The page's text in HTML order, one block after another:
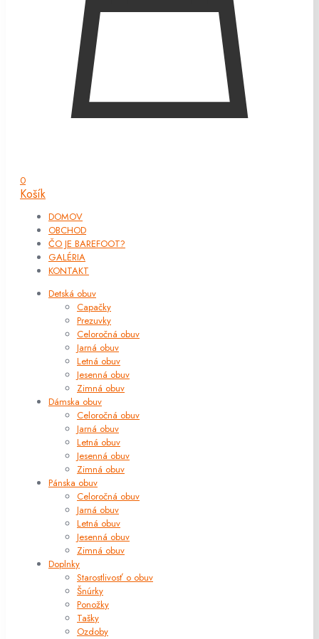
0
Košík
DOMOV
OBCHOD
ČO JE BAREFOOT?
GALÉRIA
KONTAKT
Detská obuv
Capačky
Prezuvky
Celoročná obuv
Jarná obuv
Letná obuv
Jesenná obuv
Zimná obuv
Dámska obuv
Celoročná obuv
Jarná obuv
Letná obuv
Jesenná obuv
Zimná obuv
Pánska obuv
Celoročná obuv
Jarná obuv
Letná obuv
Jesenná obuv
Zimná obuv
Doplnky
Starostlivosť o obuv
Šnúrky
Ponožky
Tašky
Ozdoby